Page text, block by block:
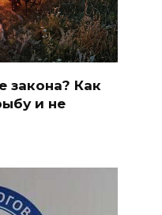
закона? Как
и не